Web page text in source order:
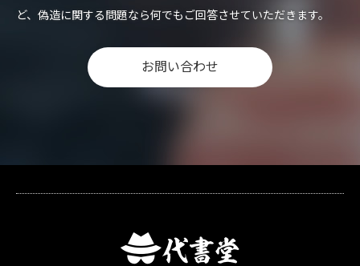
ど、偽造に関する問題なら何でもご回答させていただきます。
お問い合わせ